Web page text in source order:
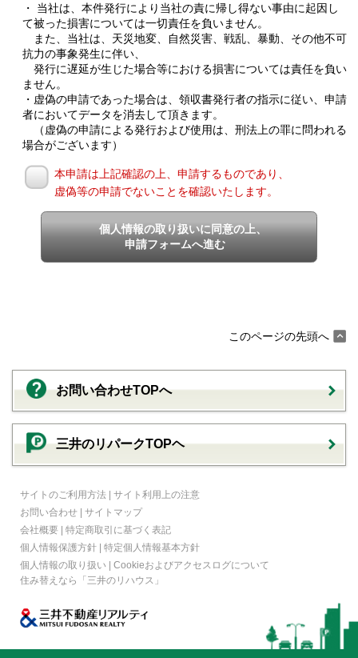
・ 当社は、本件発行により当社の責に帰し得ない事由に起因し
て被った損害については一切責任を負いません。
また、当社は、天災地変、自然災害、戦乱、暴動、その他不可
抗力の事象発生に伴い、
発行に遅延が生じた場合等における損害については責任を負い
ません。
・虚偽の申請であった場合は、領収書発行者の指示に従い、申請
者においてデータを消去して頂きます。
（虚偽の申請による発行および使用は、刑法上の罪に問われる
場合がございます）
本申請は上記確認の上、申請するものであり、
虚偽等の申請でないことを確認いたします。
個人情報の取り扱いに同意の上、
申請フォームへ進む
このページの先頭へ
お問い合わせTOPへ
三井のリパークTOPヘ
サイトのご利用方法 | サイト利用上の注意
お問い合わせ | サイトマップ
会社概要 | 特定商取引に基づく表記
個人情報保護方針 | 特定個人情報基本方針
個人情報の取り扱い | Cookieおよびアクセスログについて
住み替えなら
「三井のリハウス」